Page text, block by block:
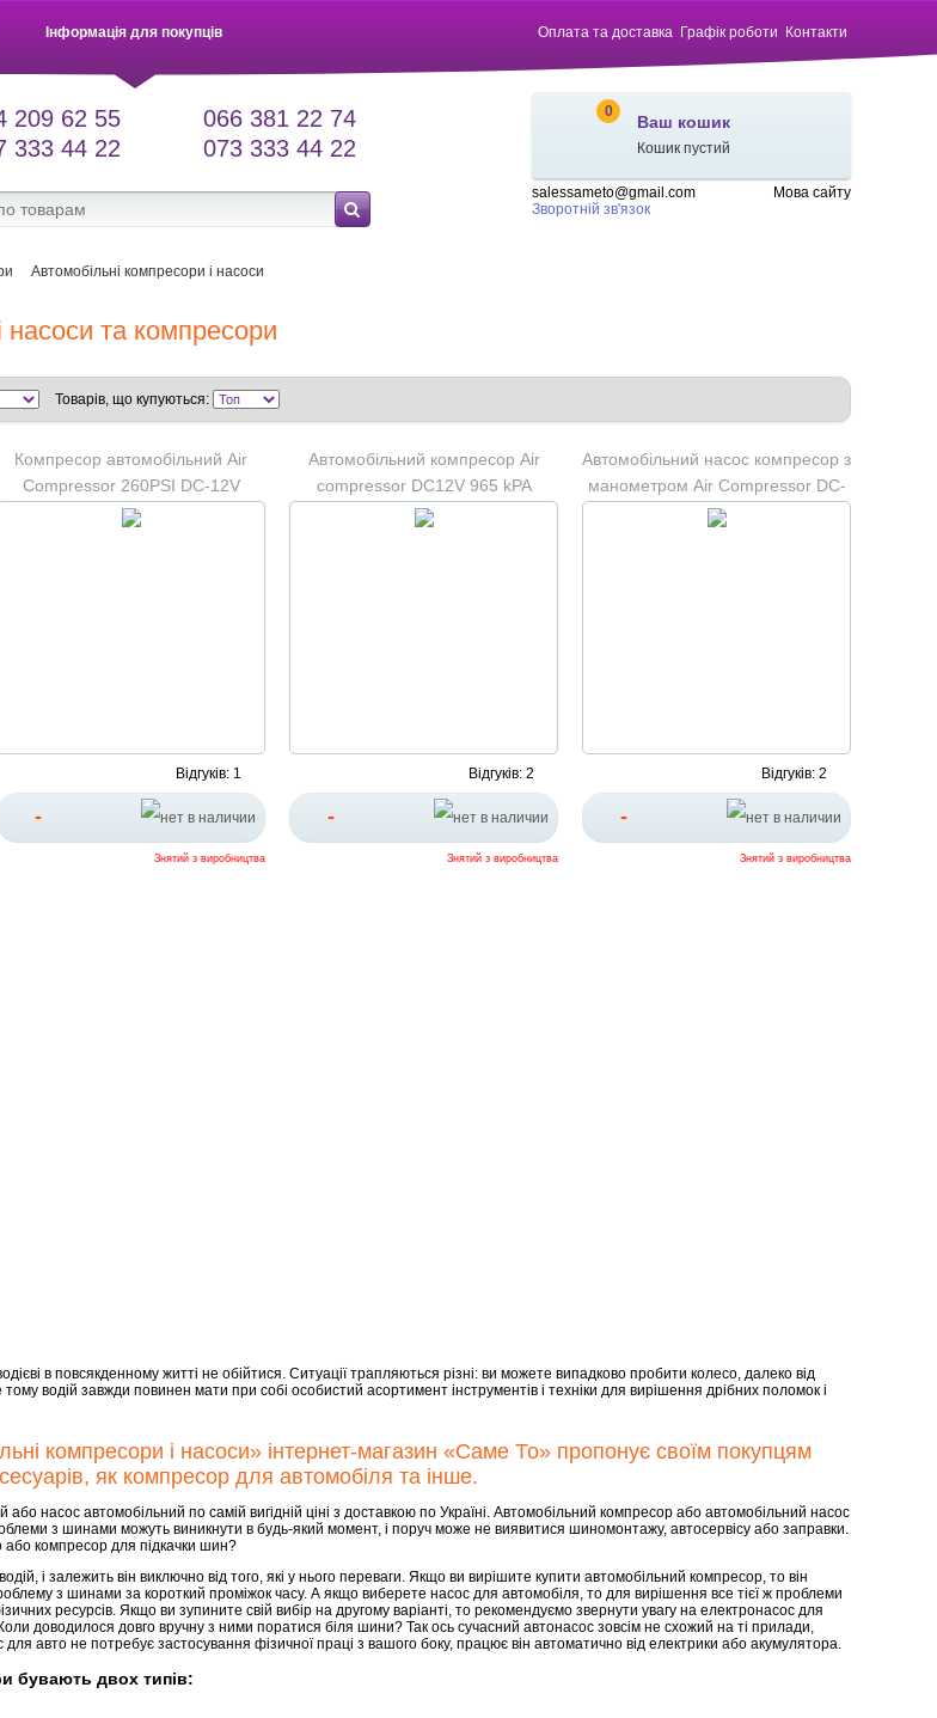
Оплата та доставка Графік роботи Контакти
Інформація для покупців
0
Ваш кошик
Кошик пустий
salessameto@gmail.com
Зворотній зв'язок
Мова сайту
209 62 55
333 44 22
066 381 22 74
073 333 44 22
Автомобільні компресори і насоси
насоси та компресори
Товарів, що купуються:
Компресор автомобільний Air
Compressor 260PSI DC-12V
"Колесо"
Відгуків: 1
-
Знятий з виробництва
Автомобільний компресор Air
compressor DC12V 965 kPA
Відгуків: 2
-
Знятий з виробництва
Автомобільний насос компресор з
манометром Air Compressor DC-
12V
Відгуків: 2
-
Знятий з виробництва
в повсякденному житті не обійтися. Ситуації трапляються різні: ви можете випадково пробити колесо, далеко від
водій завжди повинен мати при собі особистий асортимент інструментів і техніки для вирішення дрібних поломок і
компресори і насоси» інтернет-магазин «Саме То» пропонує своїм покупцям
як компресор для автомобіля та інше.
насос автомобільний по самій вигідній ціні з доставкою по Україні. Автомобільний компресор або автомобільний насос
з шинами можуть виникнути в будь-який момент, і поруч може не виявитися шиномонтажу, автосервісу або заправки.
компресор для підкачки шин?
і залежить він виключно від того, які у нього переваги. Якщо ви вирішите купити автомобільний компресор, то він
з шинами за короткий проміжок часу. А якщо виберете насос для автомобіля, то для вирішення все тієї ж проблеми
ресурсів. Якщо ви зупините свій вибір на другому варіанті, то рекомендуємо звернути увагу на електронасос для
доводилося довго вручну з ними поратися біля шини? Так ось сучасний автонасос зовсім не схожий на ті прилади,
авто не потребує застосування фізичної праці з вашого боку, працює він автоматично від електрики або акумулятора.
бувають двох типів: